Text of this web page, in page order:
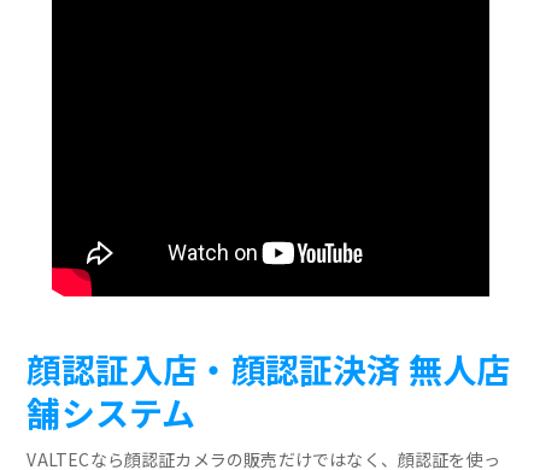
顔認証入店・顔認証決済 無人店
舗システム
VALTECなら顔認証カメラの販売だけではなく、顔認証を使っ